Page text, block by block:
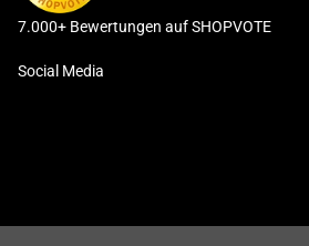
7.000+ Bewertungen auf SHOPVOTE
Social Media